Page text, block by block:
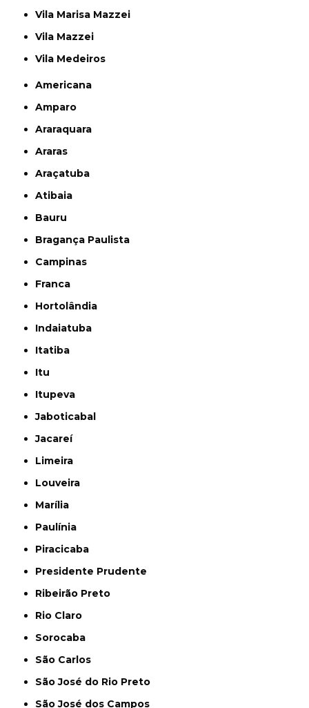
Vila Marisa Mazzei
Vila Mazzei
Vila Medeiros
Americana
Amparo
Araraquara
Araras
Araçatuba
Atibaia
Bauru
Bragança Paulista
Campinas
Franca
Hortolândia
Indaiatuba
Itatiba
Itu
Itupeva
Jaboticabal
Jacareí
Limeira
Louveira
Marília
Paulínia
Piracicaba
Presidente Prudente
Ribeirão Preto
Rio Claro
Sorocaba
São Carlos
São José do Rio Preto
São José dos Campos